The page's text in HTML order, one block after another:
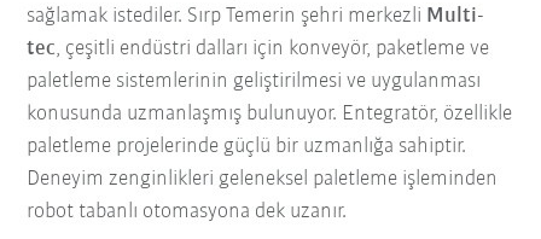
sağlamak istediler. Sırp Temerin şehri merkezli Multi-
tec, çeşitli endüstri dalları için konveyör, paketleme ve
paletleme sistemlerinin geliştirilmesi ve uygulanması
konusunda uzmanlaşmış bulunuyor. Entegratör, özellikle
paletleme projelerinde güçlü bir uzmanlığa sahiptir.
Deneyim zenginlikleri geleneksel paletleme işleminden
robot tabanlı otomasyona dek uzanır.